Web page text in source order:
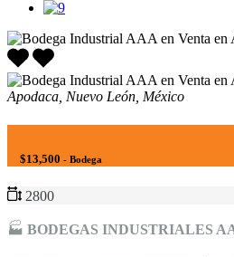
Apodaca, Nuevo León, México
$13,500 - Bodega
2800
🏭 BODEGAS INDUSTRIALES